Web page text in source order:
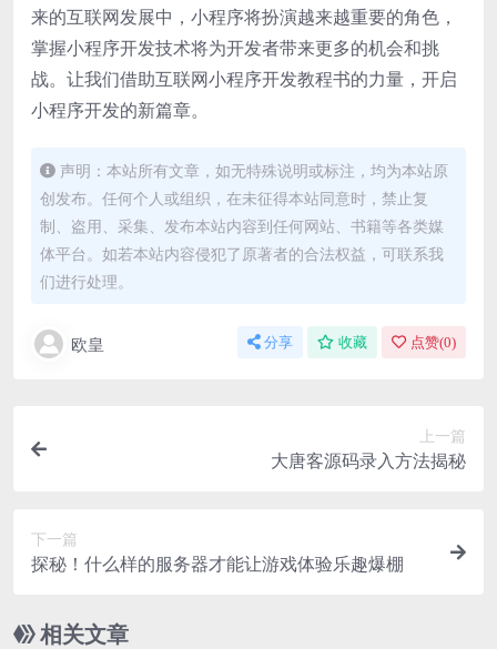
来的互联网发展中，小程序将扮演越来越重要的角色，
掌握小程序开发技术将为开发者带来更多的机会和挑
战。让我们借助互联网小程序开发教程书的力量，开启
小程序开发的新篇章。
声明：本站所有文章，如无特殊说明或标注，均为本站原
创发布。任何个人或组织，在未征得本站同意时，禁止复
制、盗用、采集、发布本站内容到任何网站、书籍等各类媒
体平台。如若本站内容侵犯了原著者的合法权益，可联系我
们进行处理。
欧皇 分享 收藏 点赞(0)
上一篇
大唐客源码录入方法揭秘
下一篇
探秘！什么样的服务器才能让游戏体验乐趣爆棚
相关文章